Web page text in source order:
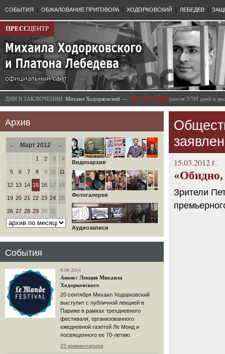
СОБЫТИЯ | ОБЖАЛОВАНИЕ ПРИГОВОРА | ХОДОРКОВСКИЙ | ЛЕБЕДЕВ |
ПРЕССЦЕНТР
ДНИ В ЗАКЛЮЧЕНИИ: Михаил Ходорковский — НА СВОБОДЕ! (после 3709 дней в
Архив
← Март 2012 →
1 2 3 4
5 6 7 8 9 10 11
12 13 14 15 16 17 18
19 20 21 22 23 24 25
26 27 28 29 30 31
Видеоархив
Фотогалерея
Аудиозаписи
События
9.09.2014
Анонс: Лекция Михаила
Ходорковского
20 сентября Михаил Ходорковский
выступит с публичной лекцией в
Париже в рамках трехдневного
фестиваля, организованного
ежедневной газетой Ле Монд и
посвященного ее 70-летию.
25 комментариев
15.03.2012 г.
«Обидно,
Зрители